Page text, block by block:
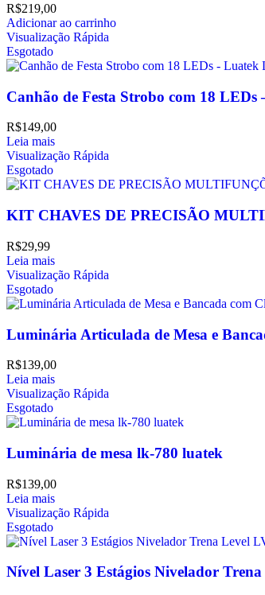
R$219,00
Adicionar ao carrinho
Visualização Rápida
Esgotado
Canhão de Festa Strobo com 18
R$149,00
Leia mais
Visualização Rápida
Esgotado
KIT CHAVES DE PRECISÃO
R$29,99
Leia mais
Visualização Rápida
Esgotado
Luminária Articulada de Mesa e
R$139,00
Leia mais
Visualização Rápida
Esgotado
Luminária de mesa lk-780 luatek
R$139,00
Leia mais
Visualização Rápida
Esgotado
Nível Laser 3 Estágios Nivelador